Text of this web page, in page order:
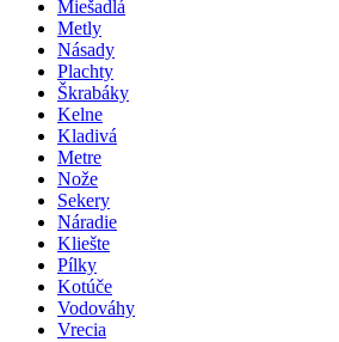
Miešadlá
Metly
Násady
Plachty
Škrabáky
Kelne
Kladivá
Metre
Nože
Sekery
Náradie
Kliešte
Pílky
Kotúče
Vodováhy
Vrecia